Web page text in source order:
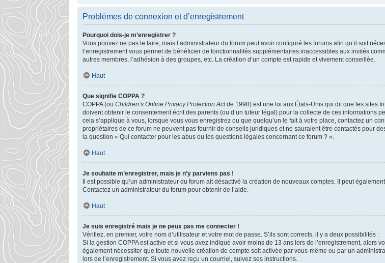
Problèmes de connexion et d’enregistrement
Pourquoi dois-je m’enregistrer ?
Vous pouvez ne pas le faire, mais l’administrateur du forum peut avoir configuré les forums afin qu’il soit
l’enregistrement vous permet de bénéficier de fonctionnalités supplémentaires inaccessibles aux invités
autres membres, l’adhésion à des groupes, etc. La création d’un compte est rapide et vivement conseillée.
Haut
Que signifie COPPA ?
COPPA (ou Children’s Online Privacy Protection Actde 1998) est une loi aux États-Unis qui dit que les sites
doivent obtenir le consentement écrit des parents (ou d’un tuteur légal) pour la collecte de ces informations
cela s’applique à vous, lorsque vous vous enregistrez ou que quelqu’un le fait à votre place, contactez un
propriétaires de ce forum ne peuvent pas fournir de conseils juridiques et ne sauraient être contactés pour
la question « Qui contacter pour les abus ou les questions légales concernant ce forum ? ».
Haut
Je souhaite m’enregistrer, mais je n’y parviens pas !
Il est possible qu’un administrateur du forum ait désactivé la création de nouveaux comptes. Il peut
Contactez un administrateur du forum pour obtenir de l’aide.
Haut
Je suis enregistré mais je ne peux pas me connecter !
Vérifiez, en premier, votre nom d’utilisateur et votre mot de passe. S’ils sont corrects, il y a deux possibilités :
Si la gestion COPPA est active et si vous avez indiqué avoir moins de 13 ans lors de l’enregistrement, alors
également nécessiter que toute nouvelle création de compte soit activée par vous-même ou par un
lors de l’enregistrement. Si vous avez reçu un courriel, suivez ses instructions.